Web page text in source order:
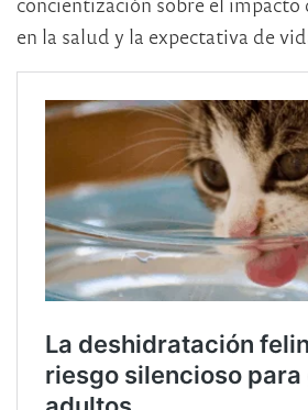
en la salud y la expectativa de